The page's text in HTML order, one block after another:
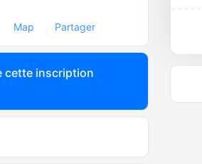
Map Partager
cette inscription